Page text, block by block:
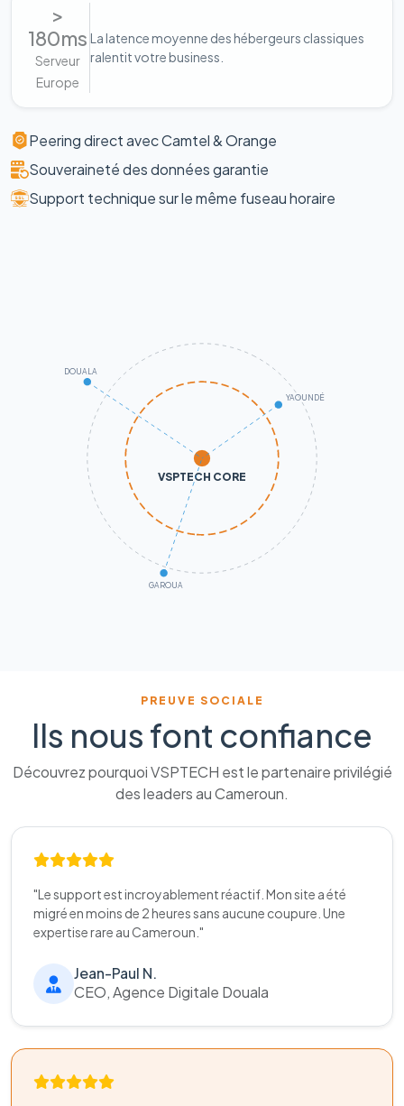
>
180ms
Serveur
Europe
La latence moyenne des hébergeurs classiques
ralentit votre business.
Peering direct avec Camtel & Orange
Souveraineté des données garantie
Support technique sur le même fuseau horaire
VSPTECH CORE
DOUALA
YAOUNDÉ
GAROUA
PREUVE SOCIALE
Ils nous font confiance
Découvrez pourquoi VSPTECH est le partenaire privilégié
des leaders au Cameroun.
"Le support est incroyablement réactif. Mon site a été
migré en moins de 2 heures sans aucune coupure. Une
expertise rare au Cameroun."
Jean-Paul N.
CEO, Agence Digitale Douala